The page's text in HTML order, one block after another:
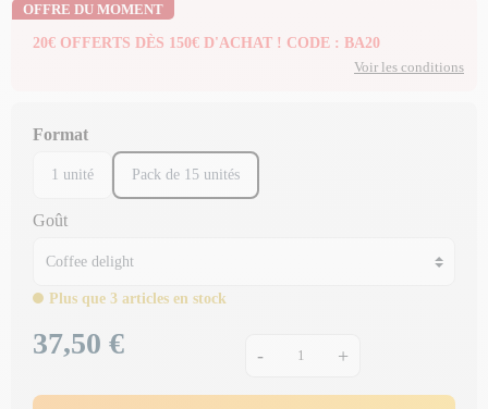
OFFRE DU MOMENT
20€ OFFERTS DÈS 150€ D'ACHAT ! CODE : BA20
Voir les conditions
Format
1 unité Pack de 15 unités
Goût
Plus que 3 articles en stock
Prix
37,50 € - +